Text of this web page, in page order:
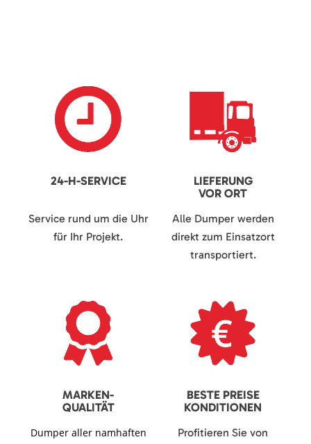
24-H-SERVICE
Service rund um die Uhr
für Ihr Projekt.
LIEFERUNG
VOR ORT
Alle Dumper werden
direkt zum Einsatzort
transportiert.
MARKEN-
QUALITÄT
Dumper aller namhaften
BESTE PREISE
KONDITIONEN
Profitieren Sie von